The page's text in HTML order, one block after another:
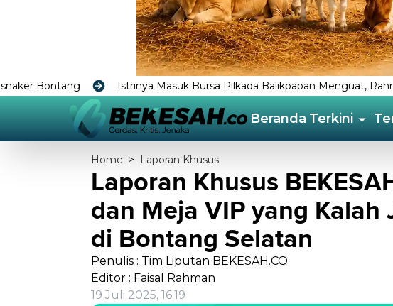
Masuk Bursa Pilkada Balikpapan Menguat, Rahmad Mas'ud: "Cukup
BerandaTerkini
Home > Laporan Khusus
Laporan Khusus
dan Meja VIP yang
di Bontang Selatan
Penulis : Tim Liputan BEKESAH.CO
Editor : Faisal Rahman
19 Juli 2025, 16:19